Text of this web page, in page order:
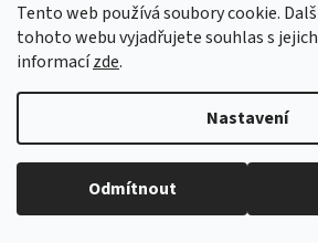
Tento web používá soubory cookie.
tohoto webu vyjadřujete souhlas s
informacízde.
Nastavení
Odmítnout
hello @art-guru.cz
777724500
artguru76
Výdejní místo v Chrášťanech